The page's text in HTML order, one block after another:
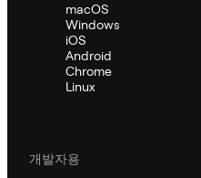
macOS
Windows
iOS
Android
Chrome
Linux
개발자용